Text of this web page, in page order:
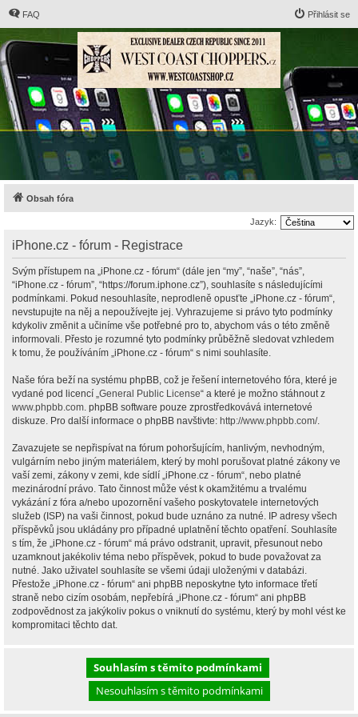
FAQ Přihlásit se
Obsah fóra
Jazyk:
iPhone.cz - fórum - Registrace
Svým přístupem na „iPhone.cz - fórum“ (dále jen “my”, “naše”, “nás”,
“iPhone.cz - fórum”, “https://forum.iphone.cz”), souhlasíte s následujícími
podmínkami. Pokud nesouhlasíte, neprodleně opusťte „iPhone.cz - fórum“,
nevstupujte na něj a nepoužívejte jej. Vyhrazujeme si právo tyto podmínky
kdykoliv změnit a učiníme vše potřebné pro to, abychom vás o této změně
informovali. Přesto je rozumné tyto podmínky průběžně sledovat vzhledem
k tomu, že používáním „iPhone.cz - fórum“ s nimi souhlasíte.
Naše fóra beží na systému phpBB, což je řešení internetového fóra, které je
vydané pod licencí „General Public License“ a které je možno stáhnout z
www.phpbb.com. phpBB software pouze zprostředkovává internetové
diskuze. Pro další informace o phpBB navštivte: http://www.phpbb.com/.
Zavazujete se nepřispívat na fórum pohoršujícím, hanlivým, nevhodným,
vulgárním nebo jiným materiálem, který by mohl porušovat platné zákony ve
vaší zemi, zákony v zemi, kde sídlí „iPhone.cz - fórum“, nebo platné
mezinárodní právo. Tato činnost může vést k okamžitému a trvalému
vykázání z fóra a/nebo upozornění vašeho poskytovatele internetových
služeb (ISP) na vaši činnost, pokud bude uznáno za nutné. IP adresy všech
příspěvků jsou ukládány pro případné uplatnění těchto opatření. Souhlasíte
s tím, že „iPhone.cz - fórum“ má právo odstranit, upravit, přesunout nebo
uzamknout jakékoliv téma nebo příspěvek, pokud to bude považovat za
nutné. Jako uživatel souhlasíte se všemi údaji uloženými v databázi.
Přestože „iPhone.cz - fórum“ ani phpBB neposkytne tyto informace třetí
straně nebo cizím osobám, nepřebírá „iPhone.cz - fórum“ ani phpBB
zodpovědnost za jakýkoliv pokus o vniknutí do systému, který by mohl vést ke
kompromitaci těchto dat.